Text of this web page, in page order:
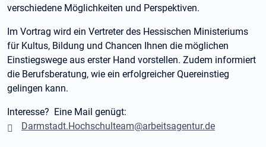
verschiedene Möglichkeiten und Perspektiven.
Im Vortrag wird ein Vertreter des Hessischen Ministeriums
für Kultus, Bildung und Chancen Ihnen die möglichen
Einstiegswege aus erster Hand vorstellen. Zudem informiert
die Berufsberatung, wie ein erfolgreicher Quereinstieg
gelingen kann.
Interesse? Eine Mail genügt:
Darmstadt.Hochschulteam@arbeitsagentur.de